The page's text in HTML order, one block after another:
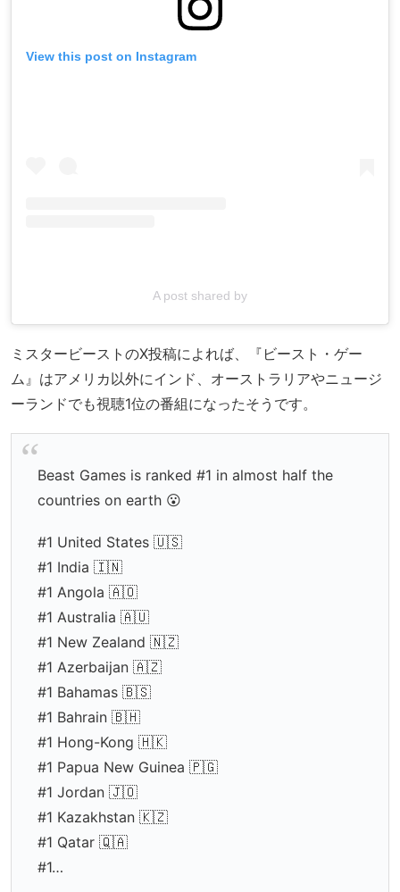
View this post on Instagram
A post shared by
ミスタービーストのX投稿によれば、『ビースト・ゲー
ム』はアメリカ以外にインド、オーストラリアやニュージ
ーランドでも視聴1位の番組になったそうです。
Beast Games is ranked #1 in almost half the
countries on earth 😮
#1 United States 🇺🇸
#1 India 🇮🇳
#1 Angola 🇦🇴
#1 Australia 🇦🇺
#1 New Zealand 🇳🇿
#1 Azerbaijan 🇦🇿
#1 Bahamas 🇧🇸
#1 Bahrain 🇧🇭
#1 Hong-Kong 🇭🇰
#1 Papua New Guinea 🇵🇬
#1 Jordan 🇯🇴
#1 Kazakhstan 🇰🇿
#1 Qatar 🇶🇦
#1…